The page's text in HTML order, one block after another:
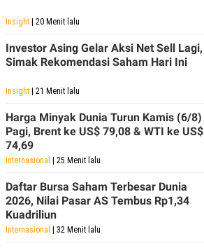
Insight | 20 Menit lalu
Investor Asing Gelar Aksi Net Sell Lagi,
Simak Rekomendasi Saham Hari Ini
Insight | 21 Menit lalu
Harga Minyak Dunia Turun Kamis (6/8)
Pagi, Brent ke US$ 79,08 & WTI ke US$
74,69
Internasional | 25 Menit lalu
Daftar Bursa Saham Terbesar Dunia
2026, Nilai Pasar AS Tembus Rp1,34
Kuadriliun
Internasional | 32 Menit lalu